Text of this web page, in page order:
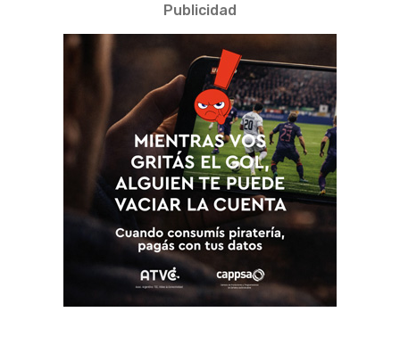
Publicidad